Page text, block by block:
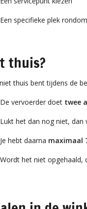
Een specifieke plek
thuis?
thuis bent tijdens de
De vervoerder doet twee
Lukt het dan nog niet,
Je hebt daarna maximaal
Wordt het niet opgehaald,